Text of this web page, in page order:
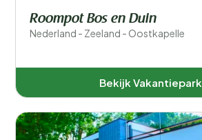
Roompot Bos en Duin
Nederland - Zeeland - Oostkapelle
Bekijk Vakantiepark